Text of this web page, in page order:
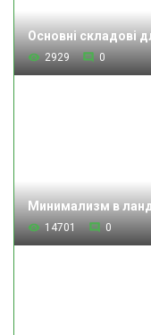
Основні складові
2929 0
Минимализм в
14701 0